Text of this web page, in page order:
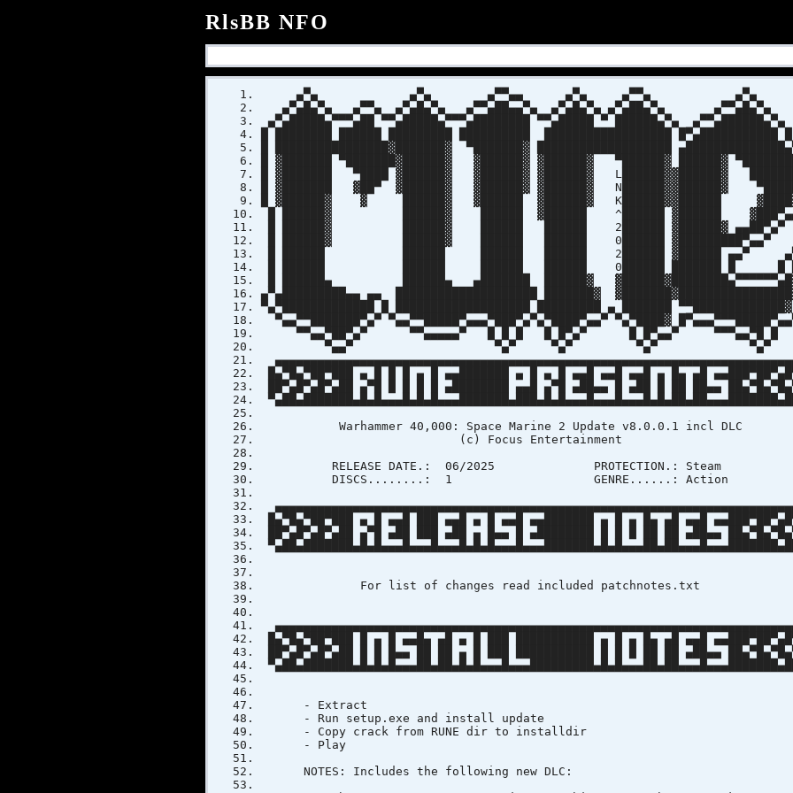
RlsBB NFO
▄▀▄ ▄▀▄ ▄▀▀▄▄ ▄▀▄ ▄▀▀▄ ▄▀▄
▄▀▄█▄▀▄ ▄▀▀▄ ▄▀▄█▄▀▄ ▄▀▀▄██▄▄▀▄ ▄▀▄█▄▀▄ ▄▀▄██▄▀▄ ▄▀▀▄█▄▀▄
▄▀▄█████▄▀▀▀▄██ ▀▀▄█████▄▀▀▀▄████████ ▀▀▄█████ ▀ ██████▄▀▄ ▄▀▀▄██████▄▀▄
█ ████████ ██████ █████████ ██████████ ██████████████████ █▀▄███████████ █
█ ████████████████▓███████▓ ▀███████▓ ███████████████████
█ ▓███████ ▀███████▓██████▓ ▓██████▓ ▓██████▓ ▀██████▓ ██████▓
█ ▓███████ ▀████ ▓██████▓ ▓██████▓ ▓██████▓ L██████▓▓██████▓
█ ▓███████ ▓██▀ ▓██████▓ ▓██████▓ ▓██████▓ N██████▓▓██████▓
█ ▓██████▓ ▓ ██████▓ ▓██████ ▓██████▓ K██████▓▓██████
█ ██████▓ ██████▓ ██████ ▓██████ ^██████ ▓██████
█ ██████▓ ██████▓ ██████ ██████ 2██████ ▓██████▓ ▄▄██▀▄▀
█ ██████▓ ██████▓ ██████ ██████ 0██████ ▓█████████▀▄▄▀
█ ██████ ██████ ██████ ██████ 2██████ ▓██████ ▄▄▀
█ ██████ ██████ ██████ ██████ 0██████ ███████ █ █ █
█ ██████▄ ██████▄ ▄███████ ██████▓
▄▀▄█████████▄▄ ▄▄ ████████████████████ ███████▓
▀▄▀█████████████ █ ███████████████████ █████████ ▄ ███████ ▀▀█████████████▓
▀▄▄▀▀███████▀▄▀ ▀▄▄▀▀█████▀▄▄▄▀███▀▄▀▄▀████▀▄▄▀ ▀▄▀████▓
▀▀▄▄▀██▀▄▀ ▀▀▄▄▄▄▄▀ █ █ █ █ █▀▄▀ █ █▀▄▄▀ ▀▀▀▄▄▀█ █
▀▄▄▀ ▀▄▀ ▀▄▀ ▀▄▀ ▀▄▀
█▄▀█▄▀██▀███ ▄ █ █ █ ▄ █ ▄▄███████ ▄ █ ▄ █ ▄▄█ ▄▄█ ▄▄█ ▄ █▄ ▄█
██▀▄█▀▄█▀▄██ ▄▀█ █ █ █ █ ▄████████ ▄▄█ ▄▀█ ▄██▄▄ █ ▄██ █ ██ ██▄▄
Warhammer 40,000: Space Marine 2 Update v8.0.0.1 incl DLC
(c) Focus Entertainment
RELEASE DATE.: 06/2025
DISCS........: 1 GENRE......:
█▄▀█▄▀██▀███ ▄ █ ▄▄█ ███ ▄▄█ ▄ █ ▄▄█ ▄▄███████ ▄ █ ▄ █▄ ▄█ ▄▄█
██▀▄█▀▄█▀▄██ ▄▀█ ▄██ ███ ▄██ ▄ █▄▄ █ ▄████████ █ █ █ ██ ██ ▄██▄▄
For list of changes read included patchnotes.txt
█▄▀█▄▀██▀███ █ ▄ █ ▄▄█▄ ▄█ ▄ █ ███ ███████████ ▄ █ ▄ █▄ ▄█ ▄▄█
██▀▄█▀▄█▀▄██ █ █ █▄▄ ██ ██ ▄ █ ███ ███████████ █ █ █ ██ ██ ▄██▄▄
- Extract
- Run setup.exe and install update
- Copy crack from RUNE dir to installdir
- Play
NOTES: Includes the following new DLC: